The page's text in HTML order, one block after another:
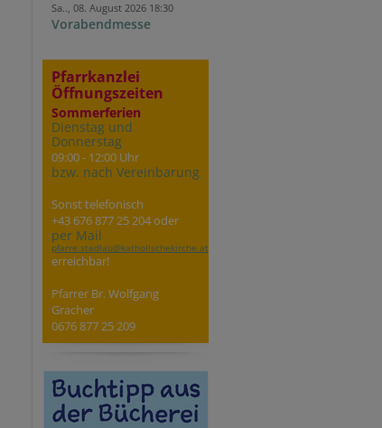
Sa.., 08. August 2026 18:30
Vorabendmesse
Pfarrkanzlei
Öffnungszeiten
Sommerferien
Dienstag und
Donnerstag
09:00 - 12:00 Uhr
bzw. nach Vereinbarung
Sonst telefonisch
+43 676 877 25 204 oder
per Mail
pfarre.stadlau@katholischekirche.at
erreichbar!
Pfarrer Br. Wolfgang
Gracher
0676 877 25 209